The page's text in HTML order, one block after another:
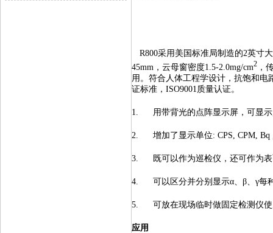
R800采用美国标准局制造的2英寸
45mm，云母窗密度1.5-2.0mg/cm2 ，
用。符合人体工程学设计，抗饱和
证标准，ISO9001质量认证。
1. 用带背光的点阵显示屏，可显示
2. 增加了显示单位: CPS, CPM, Bq
3. 既可以作为巡检仪，还可作为表
4. 可以区分并分别显示α、β、γ每
5. 可放在现场临时做固定检测仪
应用